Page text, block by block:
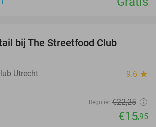
bij The Streetfood Club
Utrecht 9.6 star
Regulier €22,25
€15,95